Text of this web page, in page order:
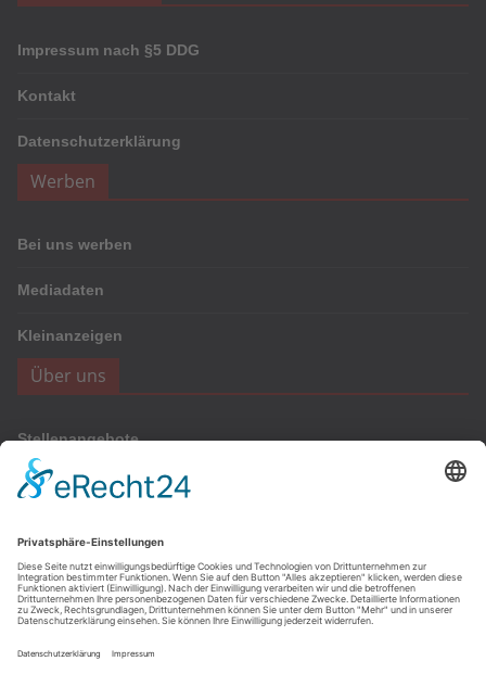
Impressum nach §5 DDG
Kontakt
Datenschutzerklärung
Werben
Bei uns werben
Mediadaten
Kleinanzeigen
Über uns
Stellenangebote
Werbung
Anzeigen
Archiv